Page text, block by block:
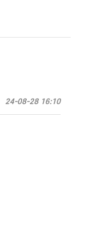
24-08-28 16:10